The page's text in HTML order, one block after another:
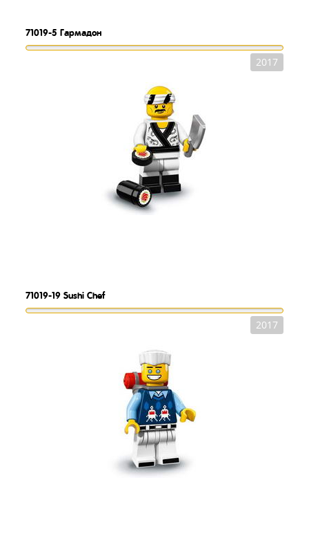
71019-5 Гармадон
2017
71019-19 Sushi Chef
2017